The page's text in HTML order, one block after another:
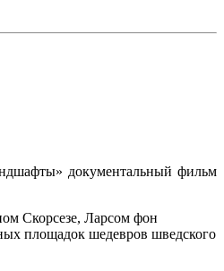
документальный фильм
Скорсезе, Ларсом фон
площадок шедевров шведского